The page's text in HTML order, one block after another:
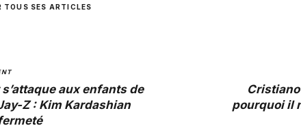
TOUS SES ARTICLES
aux enfants de
Z : Kim Kardashian
pourquoi il